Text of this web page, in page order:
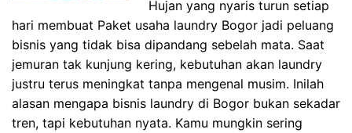
Hujan yang nyaris turun setiap
hari membuat Paket usaha laundry Bogor jadi peluang
bisnis yang tidak bisa dipandang sebelah mata. Saat
jemuran tak kunjung kering, kebutuhan akan laundry
justru terus meningkat tanpa mengenal musim. Inilah
alasan mengapa bisnis laundry di Bogor bukan sekadar
tren, tapi kebutuhan nyata. Kamu mungkin sering